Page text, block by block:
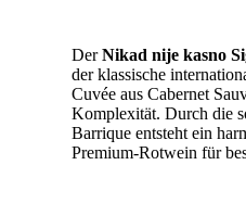
DerNikad nije kasno
der klassische
Cuvée aus Cabernet
Komplexität. Durch die
Barrique entsteht ein
Premium-Rotwein für